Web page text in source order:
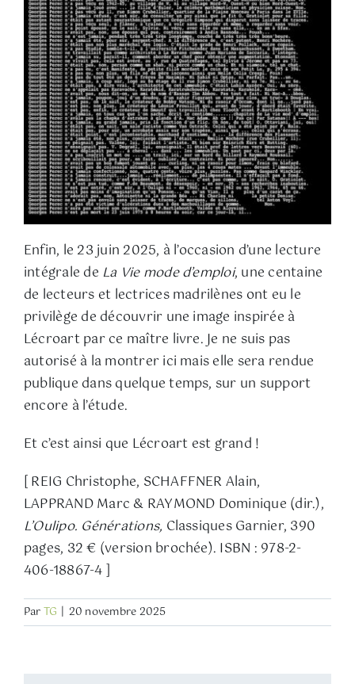
Enfin, le 23 juin 2025, à l’occasion d’une lecture
intégrale de La Vie mode d’emploi, une centaine
de lecteurs et lectrices madrilènes ont eu le
privilège de découvrir une image inspirée à
Lécroart par ce maître livre. Je ne suis pas
autorisé à la montrer ici mais elle sera rendue
publique dans quelque temps, sur un support
encore à l’étude.
Et c’est ainsi que Lécroart est grand !
[ REIG Christophe, SCHAFFNER Alain,
LAPPRAND Marc & RAYMOND Dominique (dir.),
L’Oulipo. Générations, Classiques Garnier, 390
pages, 32 € (version brochée). ISBN : 978-2-
406-18867-4 ]
ParTG 20 novembre 2025